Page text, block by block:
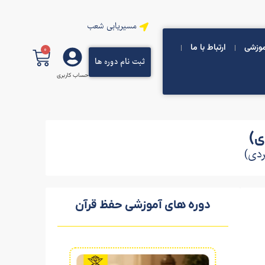
ارتباط با ما
مسیریابی شعب
ثبت نام دوره ها
حساب کاربری
0
دوره های آموزشی حفظ قرآن